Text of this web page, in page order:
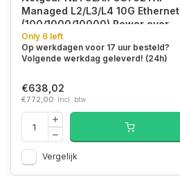
Managed L2/L3/L4 10G Ethernet
(100/1000/10000) Power over
Ethernet (PoE) Zwart
Only 6 left
Op werkdagen voor 17 uur besteld?
Volgende werkdag geleverd! (24h)
€638,02
€772,00 Incl. btw
Vergelijk